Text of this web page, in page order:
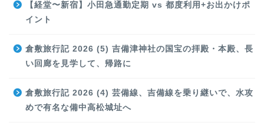
【経堂〜新宿】小田急通勤定期 vs 都度利用+お出かけポ
イント
倉敷旅行記 2026 (5) 吉備津神社の国宝の拝殿・本殿、長
い回廊を見学して、帰路に
倉敷旅行記 2026 (4) 芸備線、吉備線を乗り継いで、水攻
めで有名な備中高松城址へ